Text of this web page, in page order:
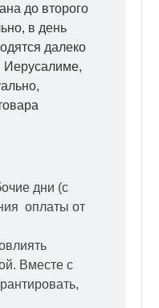
до второго
в день
далеко
Иерусалиме,
дни (с
оплаты от
Вместе с